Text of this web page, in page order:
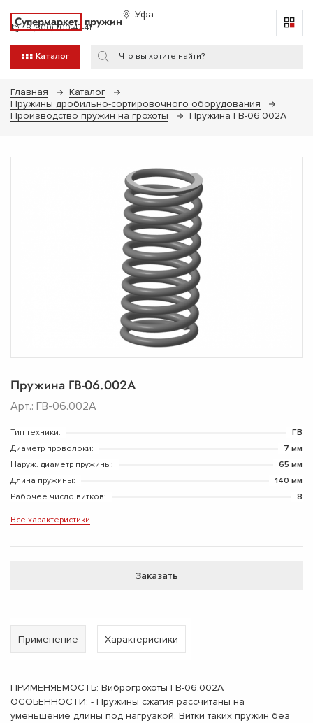
Супермаркет пружин Уфа
8 (800) 700-47-41
Каталог
Главная
Каталог
Пружины дробильно-сортировочного оборудования
Производство пружин на грохоты
Пружина ГВ-06.002А
Пружина ГВ-06.002А
Арт.: ГВ-06.002А
Тип техники:
ГВ
Диаметр проволоки:
7 мм
Наруж. диаметр пружины:
65 мм
Длина пружины:
140 мм
Рабочее число витков:
8
Все характеристики
Заказать
Применение Характеристики
ПРИМЕНЯЕМОСТЬ: Виброгрохоты ГВ-06.002А
ОСОБЕННОСТИ: - Пружины сжатия рассчитаны на
уменьшение длины под нагрузкой. Витки таких пружин без